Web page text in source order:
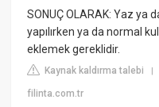
SONUÇ OLARAK: Yaz ya
yapılırken ya da normal
eklemek gereklidir.
Kaynak kaldırma talebi
filinta.com.tr